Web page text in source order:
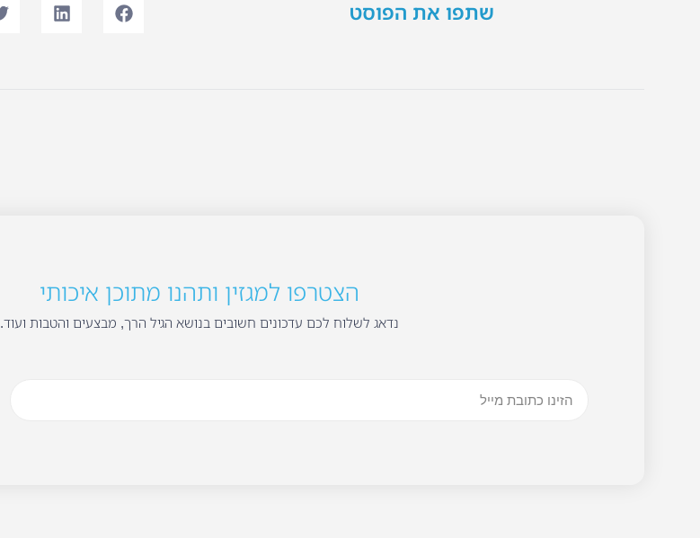
שתפו את הפוסט
הצטרפו למגזין ותהנו מתוכן איכותי
נדאג לשלוח לכם עדכונים חשובים בנושא הגיל הרך, מבצעים והטבות ועוד.